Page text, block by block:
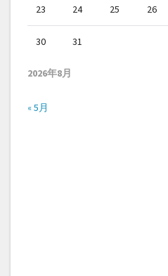
2026年8月
23 24 25 26
30 31
« 5月